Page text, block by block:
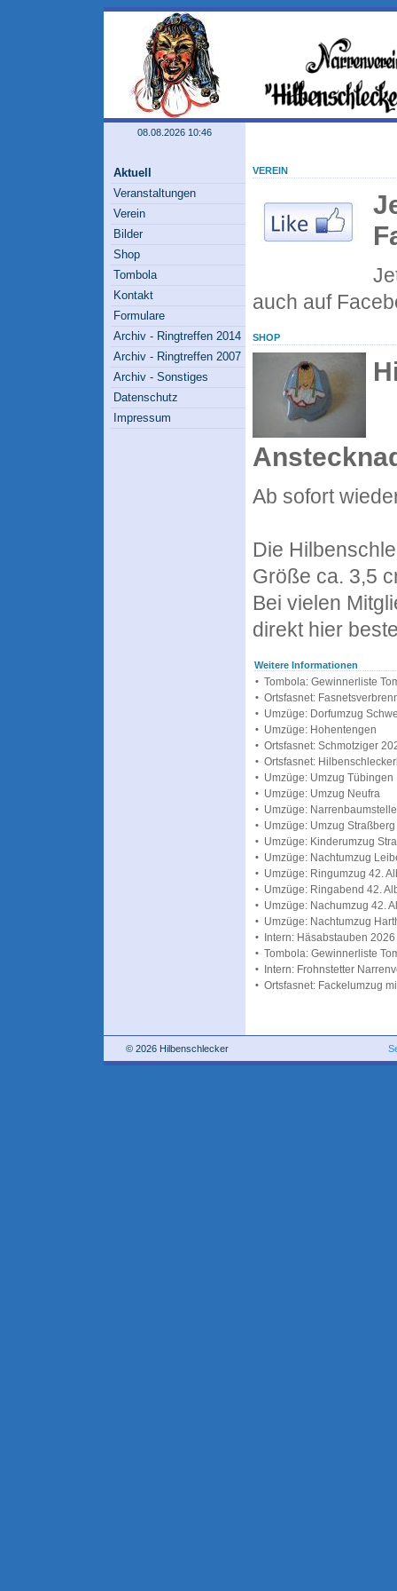
08.08.2026 10:46
Aktuell
Veranstaltungen
Verein
Bilder
Shop
Tombola
Kontakt
Formulare
Archiv - Ringtreffen 2014
Archiv - Ringtreffen 2007
Archiv - Sonstiges
Datenschutz
Impressum
VEREIN
auch auf
SHOP
Ab sofort
Die
Größe ca. 3,5
Bei vielen
direkt hier
Weitere Informationen
• Tombola: Gewinnerliste
• Ortsfasnet:
• Umzüge: Dorfumzug
• Umzüge: Hohentengen
• Ortsfasnet: Schmotziger
• Ortsfasnet:
• Umzüge: Umzug Tübingen
• Umzüge: Umzug Neufra
• Umzüge:
• Umzüge: Umzug Straßberg
• Umzüge: Kinderumzug
• Umzüge: Nachtumzug
• Umzüge: Ringumzug 42.
• Umzüge: Ringabend 42.
• Umzüge: Nachumzug 42.
• Umzüge: Nachtumzug
• Intern: Häsabstauben 2026
• Tombola: Gewinnerliste
• Intern: Frohnstetter
• Ortsfasnet: Fackelumzug
© 2026 Hilbenschlecker